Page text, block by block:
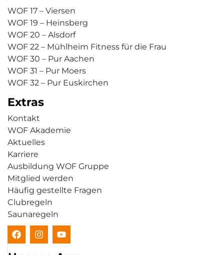
WOF 17 – Viersen
WOF 19 – Heinsberg
WOF 20 – Alsdorf
WOF 22 – Mühlheim Fitness für die Frau
WOF 30 – Pur Aachen
WOF 31 – Pur Moers
WOF 32 – Pur Euskirchen
Extras
Kontakt
WOF Akademie
Aktuelles
Karriere
Ausbildung WOF Gruppe
Mitglied werden
Häufig gestellte Fragen
Clubregeln
Saunaregeln